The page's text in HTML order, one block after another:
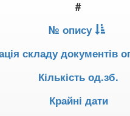
#
№ опису
складу документів
Кількість од.зб.
Крайні дати